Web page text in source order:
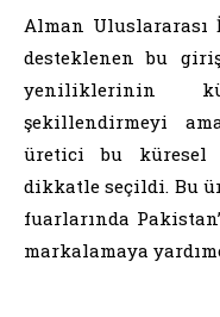
Alman Uluslararası
desteklenen bu
yeniliklerinin
şekillendirmeyi
üretici bu küresel
dikkatle seçildi. Bu
fuarlarında
markalamaya